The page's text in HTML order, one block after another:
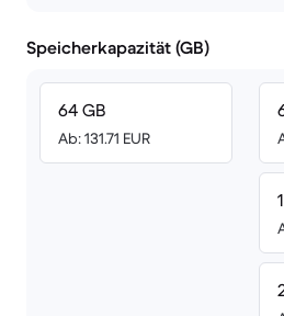
Speicherkapazität (GB)
64 GB
Ab: 131.71 EUR